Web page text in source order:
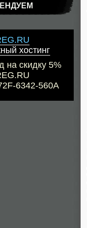
хостинг
на скидку 5%
6342-560A